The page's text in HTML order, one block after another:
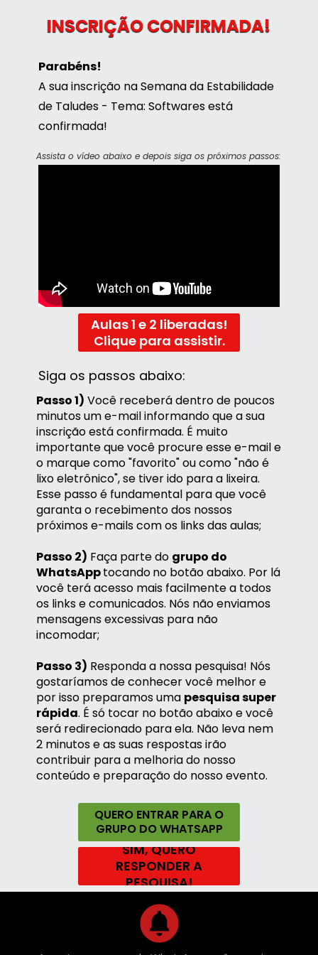
INSCRIÇÃO CONFIRMADA!
Parabéns!
A sua inscrição na Semana da Estabilidade
de Taludes - Tema: Softwares está
confirmada!
QUERO ENTRAR PARA O
GRUPO DO WHATSAPP
Passo 1) Você receberá dentro de poucos
minutos um e-mail informando que a sua
inscrição está confirmada. É muito
importante que você procure esse e-mail e
o marque como "favorito" ou como "não é
Esse passo é fundamental para que você
garanta o recebimento dos nossos
próximos e-mails com os links das aulas;
Passo 2) Faça parte do grupo do
WhatsApp tocandono botão abaixo. Por lá
você terá acesso mais facilmente a todos
os links e comunicados. Nós não enviamos
mensagens excessivas para não
incomodar;
Passo 3) Responda a nossa pesquisa! Nós
gostaríamos de conhecer você melhor e
por isso preparamos uma pesquisa super
rápida. É só tocar no botão abaixo e você
será redirecionado para ela. Não leva nem
2 minutos e as suas respostas irão
contribuir para a melhoria do nosso
conteúdo e preparação do nosso evento.
Assista o vídeo abaixo e depois siga os próximos passos:
SIM, QUERO
RESPONDER A
PESQUISA!
Siga os passos abaixo:
Aulas 1 e 2 liberadas!
Clique para assistir.